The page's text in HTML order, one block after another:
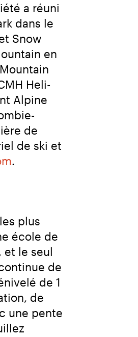
a réuni
dans le
Snow
en
Heli-
Alpine
de
de ski et
.
plus
école de
et le seul
de
de 1
de
une pente